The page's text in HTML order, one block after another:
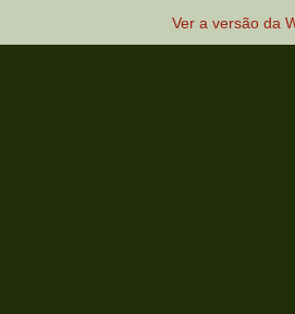
Ver a versão da